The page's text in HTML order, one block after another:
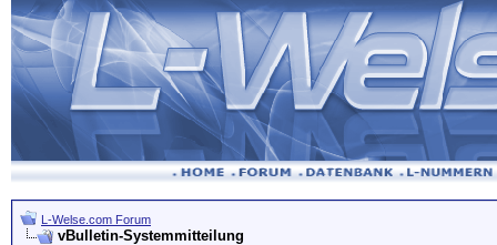
L-Welse.com Forum
vBulletin-Systemmitteilung